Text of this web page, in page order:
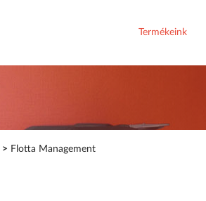
Termékeink
> Flotta Management